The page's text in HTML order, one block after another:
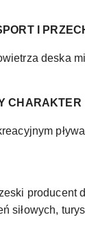
I
deska
CHARAKTER
producent
siłowych,